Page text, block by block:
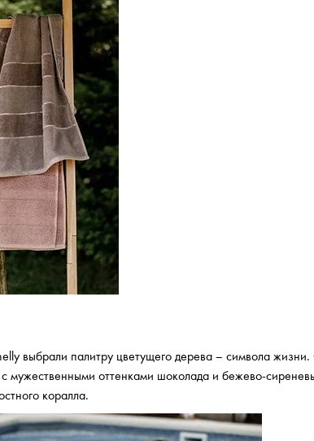
выбрали палитру цветущего дерева – символа
мужественными оттенками шоколада и бежево-
коралла.